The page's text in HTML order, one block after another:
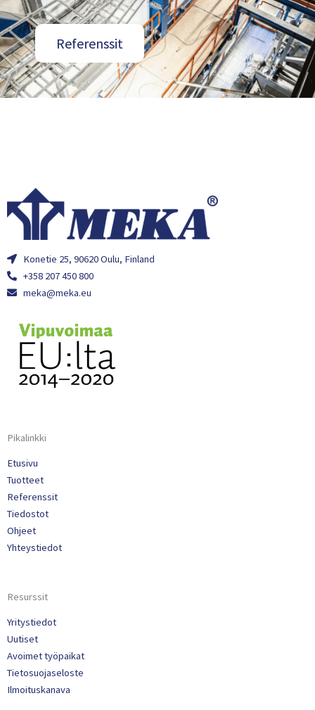
Referenssit
Konetie 25, 90620 Oulu, Finland
+358 207 450 800
meka@meka.eu
Pikalinkki
Etusivu
Tuotteet
Referenssit
Tiedostot
Ohjeet
Yhteystiedot
Resurssit
Yritystiedot
Uutiset
Avoimet työpaikat
Tietosuojaseloste
Ilmoituskanava